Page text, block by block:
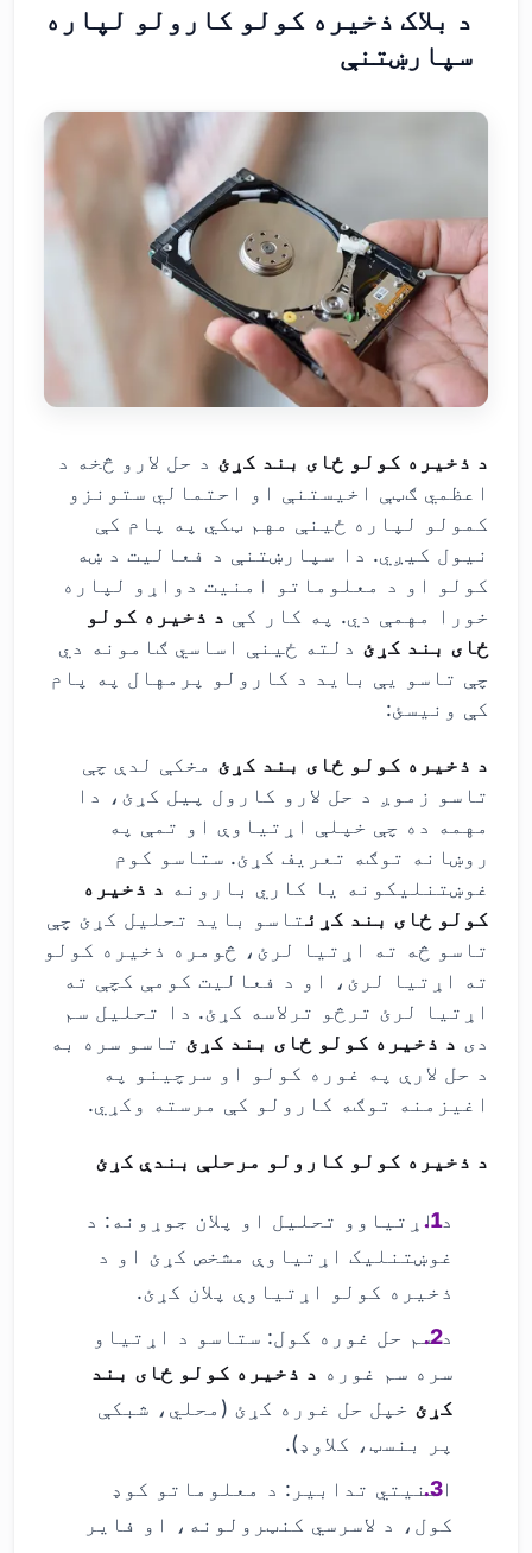
د بلاک ذخیره کولو کارولو لپاره
سپارښتنې
د ذخیره کولو ځای بند کړئ د حل لارو څخه د
اعظمي ګټې اخیستنې او احتمالي ستونزو
کمولو لپاره ځینې مهم ټکي په پام کې
نیول کیږي. دا سپارښتنې د فعالیت د ښه
کولو او د معلوماتو امنیت دواړو لپاره
خورا مهمې دي. په کار کې د ذخیره کولو
ځای بند کړئ دلته ځینې اساسي ګامونه دي
چې تاسو یې باید د کارولو پرمهال په پام
کې ونیسئ:
د ذخیره کولو ځای بند کړئ مخکې لدې چې
تاسو زموږ د حل لارو کارول پیل کړئ، دا
مهمه ده چې خپلې اړتیاوې او تمې په
روښانه توګه تعریف کړئ. ستاسو کوم
غوښتنلیکونه یا کاري بارونه د ذخیره
کولو ځای بند کړئتاسو باید تحلیل کړئ چې
تاسو څه ته اړتیا لرئ، څومره ذخیره کولو
ته اړتیا لرئ، او د فعالیت کومې کچې ته
اړتیا لرئ ترڅو ترلاسه کړئ. دا تحلیل سم
دی د ذخیره کولو ځای بند کړئ تاسو سره به
د حل لارې په غوره کولو او سرچینو په
اغیزمنه توګه کارولو کې مرسته وکړي.
د ذخیره کولو کارولو مرحلې بندې کړئ
د اړتیاوو تحلیل او پلان جوړونه: د
غوښتنلیک اړتیاوې مشخص کړئ او د
ذخیره کولو اړتیاوې پلان کړئ.
د سم حل غوره کول: ستاسو د اړتیاو
سره سم غوره د ذخیره کولو ځای بند
کړئ خپل حل غوره کړئ (محلي، شبکې
پر بنسټ، کلاوډ).
امنیتي تدابیر: د معلوماتو کوډ
کول، د لاسرسي کنټرولونه، او فایر